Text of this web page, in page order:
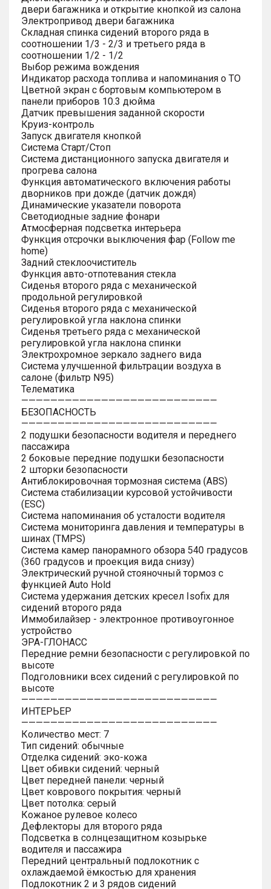
двери багажника и открытие кнопкой из салона
Электропривод двери багажника
Складная спинка сидений второго ряда в
соотношении 1/3 - 2/3 и третьего ряда в
соотношении 1/2 - 1/2
Выбор режима вождения
Индикатор расхода топлива и напоминания о ТО
Цветной экран с бортовым компьютером в
панели приборов 10.3 дюйма
Датчик превышения заданной скорости
Круиз-контроль
Запуск двигателя кнопкой
Система Старт/Стоп
Система дистанционного запуска двигателя и
прогрева салона
Функция автоматического включения работы
дворников при дожде (датчик дождя)
Динамические указатели поворота
Светодиодные задние фонари
Атмосферная подсветка интерьера
Функция отсрочки выключения фар (Follow me
home)
Задний стеклоочиститель
Функция авто-отпотевания стекла
Сиденья второго ряда с механической
продольной регулировкой
Сиденья второго ряда с механической
регулировкой угла наклона спинки
Сиденья третьего ряда с механической
регулировкой угла наклона спинки
Электрохромное зеркало заднего вида
Система улучшенной фильтрации воздуха в
салоне (фильтр N95)
Телематика
———————————————————————————
БЕЗОПАСНОСТЬ
———————————————————————————
2 подушки безопасности водителя и переднего
пассажира
2 боковые передние подушки безопасности
2 шторки безопасности
Антиблокировочная тормозная система (ABS)
Система стабилизации курсовой устойчивости
(ESC)
Система напоминания об усталости водителя
Система мониторинга давления и температуры в
шинах (TMPS)
Система камер панорамного обзора 540 градусов
(360 градусов и проекция вида снизу)
Электрический ручной стояночный тормоз с
функцией Auto Hold
Система удержания детских кресел Isofix для
сидений второго ряда
Иммобилайзер - электронное противоугонное
устройство
ЭРА-ГЛОНАСС
Передние ремни безопасности с регулировкой по
высоте
Подголовники всех сидений с регулировкой по
высоте
———————————————————————————
ИНТЕРЬЕР
———————————————————————————
Количество мест: 7
Тип сидений: обычные
Отделка сидений: эко-кожа
Цвет обивки сидений: черный
Цвет передней панели: черный
Цвет коврового покрытия: черный
Цвет потолка: серый
Кожаное рулевое колесо
Дефлекторы для второго ряда
Подсветка в солнцезащитном козырьке
водителя и пассажира
Передний центральный подлокотник с
охлаждаемой ёмкостью для хранения
Подлокотник 2 и 3 рядов сидений